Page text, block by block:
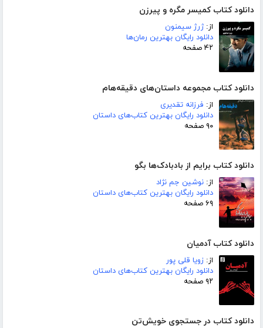
دانلود کتاب کمیسر مگره و پیرزن
از:ژرژ سیمنون
دانلود رایگان بهترین رمان‌ها
۴۲ صفحه
دانلود کتاب مجموعه داستان‌های دقیقه‌هام
از: فرزانه تقدیری
دانلود رایگان بهترین کتاب‌های داستان
۹۰ صفحه
دانلود کتاب برایم از بادبادک‌ها بگو
از: نوشین جم نژاد
دانلود رایگان بهترین کتاب‌های داستان
۶۹ صفحه
دانلود کتاب آدمیان
از: زویا قلی پور
دانلود رایگان بهترین کتاب‌های داستان
۹۲ صفحه
دانلود کتاب در جستجوی خویش‌تن